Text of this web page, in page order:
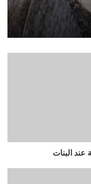
عند البنات